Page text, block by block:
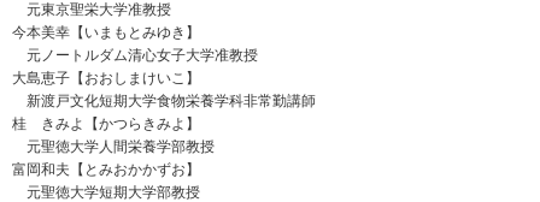
元東京聖栄大学准教授
今本美幸【いまもとみゆき】
元ノートルダム清心女子大学准教授
大島恵子【おおしまけいこ】
新渡戸文化短期大学食物栄養学科非常勤講師
桂 きみよ【かつらきみよ】
元聖徳大学人間栄養学部教授
富岡和夫【とみおかかずお】
元聖徳大学短期大学部教授